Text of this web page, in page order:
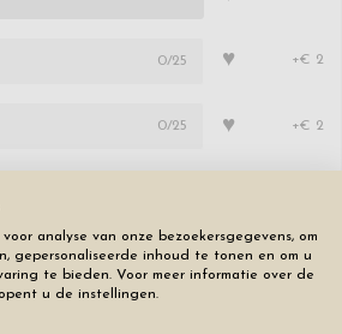
0/25 ♥ +€ 2
0/25 ♥ +€ 2
analyse van onze bezoekersgegevens, om
gepersonaliseerde inhoud te tonen en om u
te bieden. Voor meer informatie over de
u de instellingen.